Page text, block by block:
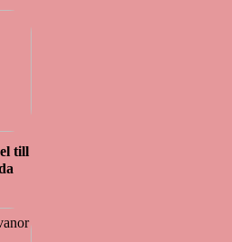
till